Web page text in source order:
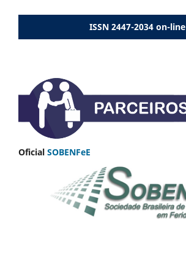
ISSN 2447-2034 on-line
Oficial SOBENFeE